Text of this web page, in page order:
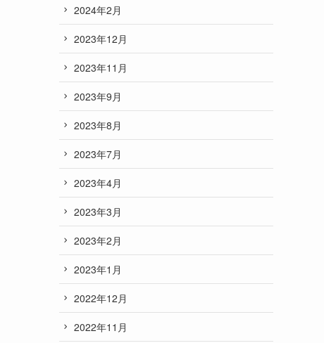
2024年2月
2023年12月
2023年11月
2023年9月
2023年8月
2023年7月
2023年4月
2023年3月
2023年2月
2023年1月
2022年12月
2022年11月